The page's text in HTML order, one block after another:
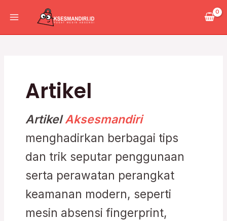
Artikel
ArtikelAksesmandiri
menghadirkan berbagai tips
dan trik seputar penggunaan
serta perawatan perangkat
keamanan modern, seperti
mesin absensi fingerprint,
pagination